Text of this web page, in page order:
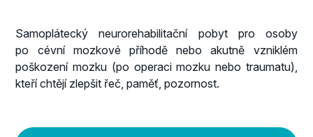
Samoplátecký neurorehabilitační pobyt pro osoby
po cévní mozkové příhodě nebo akutně vzniklém
poškození mozku (po operaci mozku nebo traumatu),
kteří chtějí zlepšit řeč, paměť, pozornost.